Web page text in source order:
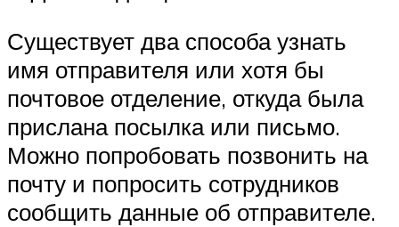
Существует два способа узнать
имя отправителя или хотя бы
почтовое отделение, откуда была
прислана посылка или письмо.
Можно попробовать позвонить на
почту и попросить сотрудников
сообщить данные об отправителе.